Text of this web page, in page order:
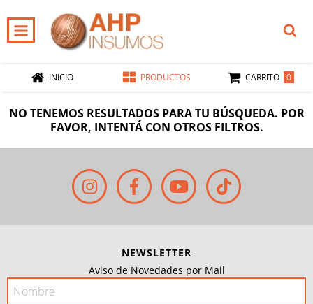
INICIO PRODUCTOS CARRITO 0
NO TENEMOS RESULTADOS PARA TU BÚSQUEDA. POR
FAVOR, INTENTÁ CON OTROS FILTROS.
NEWSLETTER
Aviso de Novedades por Mail